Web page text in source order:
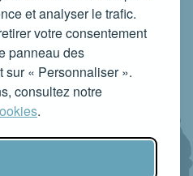
et analyser le trafic.
votre consentement
panneau des
sur « Personnaliser ».
consultez notre
.
SUR CE SITE